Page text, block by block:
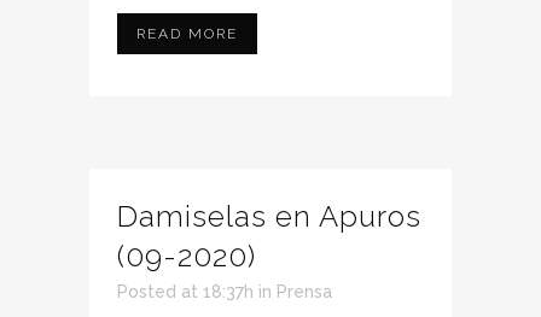
READ MORE
Damiselas en Apuros
(09-2020)
Posted at 18:37h in Prensa